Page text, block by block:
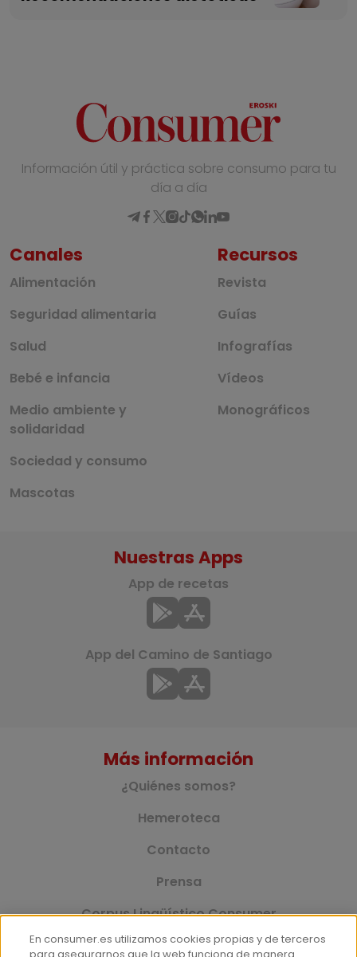
Información útil y práctica sobre consumo para tu
día a día
Canales
Alimentación
Seguridad alimentaria
Salud
Bebé e infancia
Medio ambiente y
solidaridad
Sociedad y consumo
Mascotas
Recursos
Revista
Guías
Infografías
Vídeos
Monográficos
Más información
¿Quiénes somos?
Hemeroteca
Contacto
Prensa
Corpus Lingüístico Consumer
Nuestras Apps
App de recetas
App del Camino de Santiago
En consumer.es utilizamos cookies propias y de terceros